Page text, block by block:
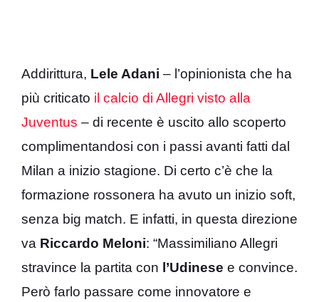
Addirittura, Lele Adani – l’opinionista che ha
più criticato il calcio di Allegri visto alla
Juventus – di recente è uscito allo scoperto
complimentandosi con i passi avanti fatti dal
Milan a inizio stagione. Di certo c’è che la
formazione rossonera ha avuto un inizio soft,
senza big match. E infatti, in questa direzione
va Riccardo Meloni: “Massimiliano Allegri
stravince la partita con l’Udinese e convince.
Però farlo passare come innovatore e